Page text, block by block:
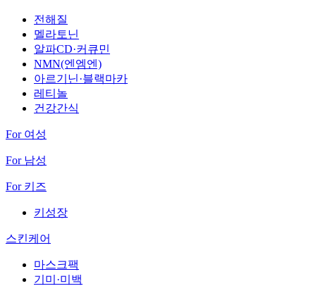
전해질
멜라토닌
알파CD·커큐민
NMN(엔엠엔)
아르기닌·블랙마카
레티놀
건강간식
For 여성
For 남성
For 키즈
키성장
스킨케어
마스크팩
기미·미백